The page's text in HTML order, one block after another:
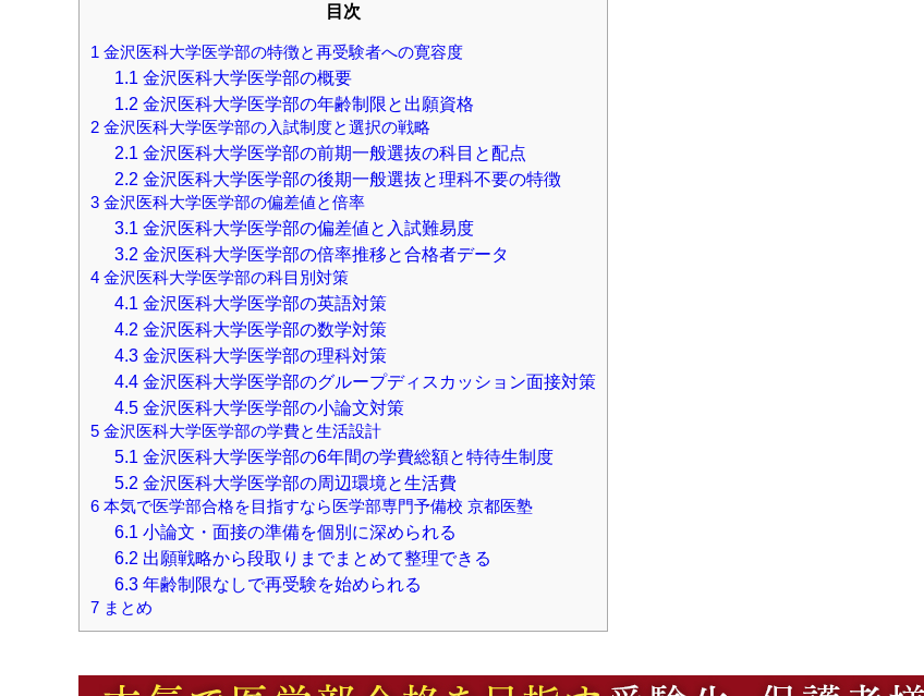
目次
1 金沢医科大学医学部の特徴と再受験者への寛容度
1.1 金沢医科大学医学部の概要
1.2 金沢医科大学医学部の年齢制限と出願資格
2 金沢医科大学医学部の入試制度と選択の戦略
2.1 金沢医科大学医学部の前期一般選抜の科目と配点
2.2 金沢医科大学医学部の後期一般選抜と理科不要の特徴
3 金沢医科大学医学部の偏差値と倍率
3.1 金沢医科大学医学部の偏差値と入試難易度
3.2 金沢医科大学医学部の倍率推移と合格者データ
4 金沢医科大学医学部の科目別対策
4.1 金沢医科大学医学部の英語対策
4.2 金沢医科大学医学部の数学対策
4.3金沢医科大学医学部の理科対策
4.4金沢医科大学医学部のグループディスカッション面接対策
4.5金沢医科大学医学部の小論文対策
5 金沢医科大学医学部の学費と生活設計
5.1 金沢医科大学医学部の6年間の学費総額と特待生制度
5.2 金沢医科大学医学部の周辺環境と生活費
6 本気で医学部合格を目指すなら医学部専門予備校 京都医塾
6.1 小論文・面接の準備を個別に深められる
6.2 出願戦略から段取りまでまとめて整理できる
6.3年齢制限なしで再受験を始められる
7 まとめ